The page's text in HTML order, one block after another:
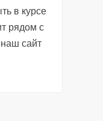
в курсе
рядом с
сайт